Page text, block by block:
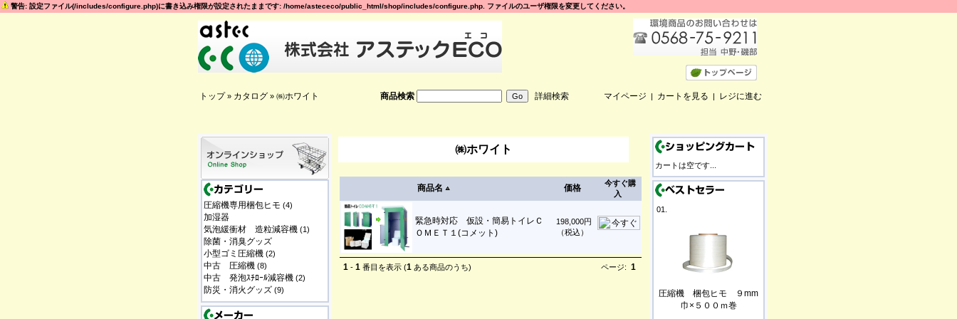
警告: 設定ファイル(/includes/configure.php)に書き込み権限が設定されたままです: /home/astececo/public_html/shop/includes/configure.php. ファイルのユーザ権限を変更してください。
トップ» カタログ » ㈱ホワイト 商品検索 詳細検索 マイページ | カートを見る | レジに進む
圧縮機専用梱包ヒモ (4)
加湿器
気泡緩衝材 造粒減容機 (1)
除菌・消臭グッズ
小型ゴミ圧縮機 (2)
中古 圧縮機 (8)
中古 発泡ｽﾁﾛｰﾙ減容機 (2)
防災・消火グッズ (9)
㈱ホワイト
商品名 価格
今すぐ購
入
緊急時対応 仮設・簡易トイレＣ
ＯＭＥＴ１(コメット)
198,000円
（税込）
1 - 1 番目を表示 (1 ある商品のうち) ページ: 1
カートは空です...
01.
圧縮機 梱包ヒモ ９mm
巾×５００ｍ巻